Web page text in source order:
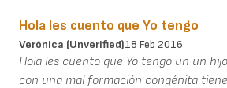
Hola les cuento que Yo tengo
Verónica (unverified)18 Feb 2016
Hola les cuento que Yo tengo un un
con una mal formación congénita